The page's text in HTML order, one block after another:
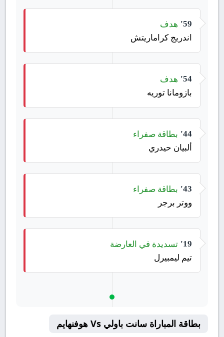
59' هدف
اندريج كراماريتش
54' هدف
بازومانا توريه
44' بطاقة صفراء
ألبيان حيدري
43' بطاقة صفراء
ووتر برجر
19' تسديدة في العارضة
تيم ليمبيرل
بطاقة المباراة سانت باولي Vs هوفنهايم